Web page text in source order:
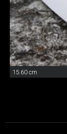
15.60 cm